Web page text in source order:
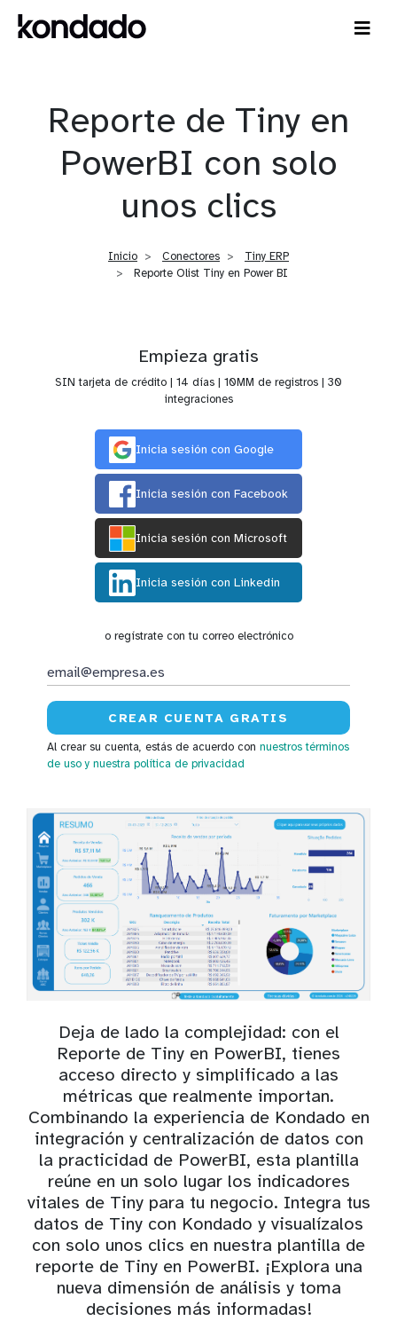
Reporte de Tiny en
PowerBI con solo
unos clics
Inicio Conectores
Tiny ERP
Reporte Olist Tiny en Power BI
Empieza gratis
SIN tarjeta de crédito | 14 días | 10MM de registros | 30
integraciones
Inicia sesión con Google
Inicia sesión con Facebook
Inicia sesión con Microsoft
Inicia sesión con Linkedin
o regístrate con tu correo electrónico
Al crear su cuenta, estás de acuerdo con nuestros términos
de uso y nuestra política de privacidad
Deja de lado la complejidad: con el
Reporte de Tiny en PowerBI, tienes
acceso directo y simplificado a las
métricas que realmente importan.
Combinando la experiencia de Kondado en
integración y centralización de datos con
la practicidad de PowerBI, esta plantilla
reúne en un solo lugar los indicadores
vitales de Tiny para tu negocio. Integra tus
datos de Tiny con Kondado y visualízalos
con solo unos clics en nuestra plantilla de
reporte de Tiny en PowerBI. ¡Explora una
nueva dimensión de análisis y toma
decisiones más informadas!